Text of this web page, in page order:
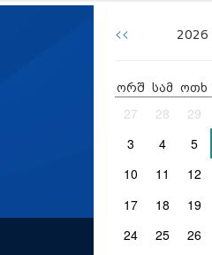
05.08.2026
<< 2026
ორშ სამ ოთხ
27 28 29
3
4 5
10
11 12
17
18 19
24
25 26